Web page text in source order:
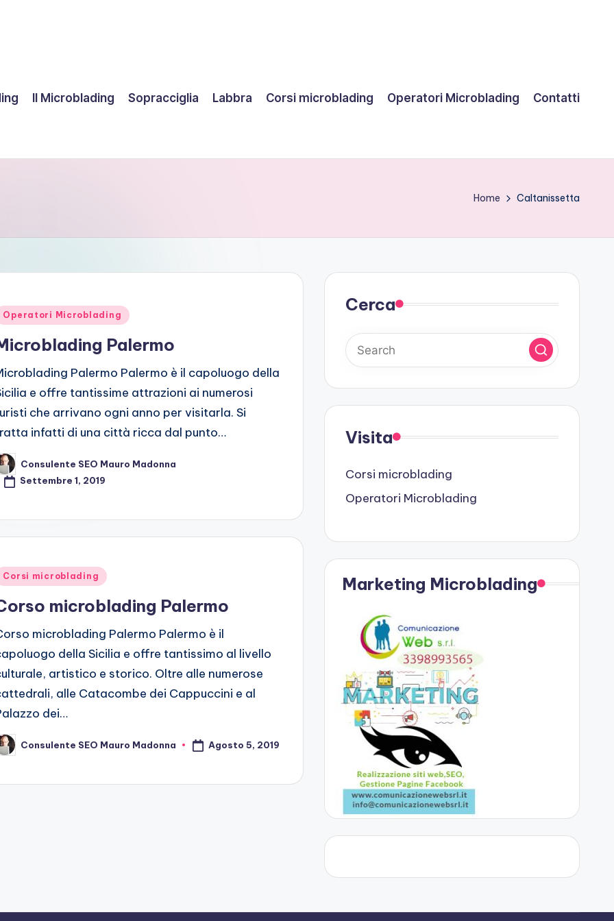
Il Microblading Sopracciglia Labbra Corsi microblading Operatori Microblading Contatti
Home Caltanissetta
Operatori Microblading
Palermo
Palermo Palermo è il capoluogo della
e offre tantissime attrazioni ai numerosi
che arrivano ogni anno per visitarla. Si
infatti di una città ricca dal punto…
Consulente SEO Mauro Madonna
Settembre 1, 2019
Corsi microblading
microblading Palermo
microblading Palermo Palermo è il
della Sicilia e offre tantissimo al livello
artistico e storico. Oltre alle numerose
alle Catacombe dei Cappuccini e al
dei…
Consulente SEO Mauro Madonna Agosto 5, 2019
Cerca
Visita
Corsi microblading
Operatori Microblading
Marketing Microblading